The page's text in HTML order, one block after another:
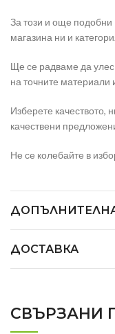
За този и още подобни
магазина ни и
Ще се радваме да
на точните материали
Изберете качеството,
качествени
Не се колебайте в
ДОСТАВКА
СВЪРЗАНИ